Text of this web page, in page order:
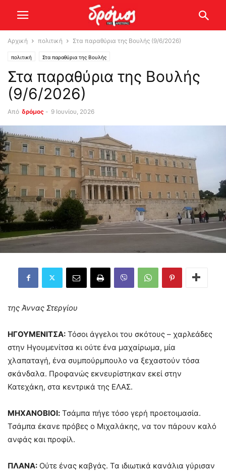
Αρχική πολιτική Στα παραθύρια της Βουλής (9/6/2026)
πολιτική Στα παραθύρια της Βουλής
Στα παραθύρια της Βουλής
(9/6/2026)
Από δρόμος - 9 Ιουνίου, 2026
της Άννας Στεργίου
ΗΓΟΥΜΕΝΙΤΣΑ: Τόσοι άγγελοι του σκότους – χαρλεάδες
στην Ηγουμενίτσα κι ούτε ένα μαχαίρωμα, μία
χλαπαταγή, ένα συμπούρμπουλο να ξεχαστούν τόσα
σκάνδαλα. Προφανώς εκνευρίστηκαν εκεί στην
Κατεχάκη, στα κεντρικά της ΕΛΑΣ.
ΜΗΧΑΝΟΒΙΟΙ: Τσάμπα πήγε τόσο γερή προετοιμασία.
Τσάμπα έκανε πρόβες ο Μιχαλάκης, να τον πάρουν καλό
ανφάς και προφίλ.
ΠΛΑΝΑ: Ούτε ένας καβγάς. Τα ιδιωτικά κανάλια γύρισαν